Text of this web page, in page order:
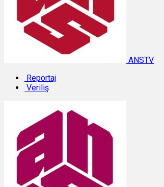
ANSTV
Reportaj
Veriliş